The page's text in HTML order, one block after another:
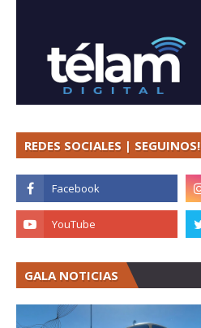
REDES SOCIALES | SEGUINOS!
GALA NOTICIAS